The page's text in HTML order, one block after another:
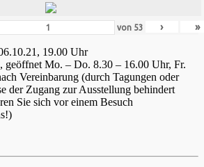
von 53 › »
19.00 Uhr
geöffnet Mo. – Do. 8.30 – 16.00 Uhr, Fr.
Vereinbarung (durch Tagungen oder
der Zugang zur Ausstellung behindert
Sie sich vor einem Besuch